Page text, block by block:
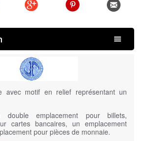
avec motif en relief représentant un
emplacement pour billets,
cartes bancaires, un emplacement
pour pièces de monnaie.